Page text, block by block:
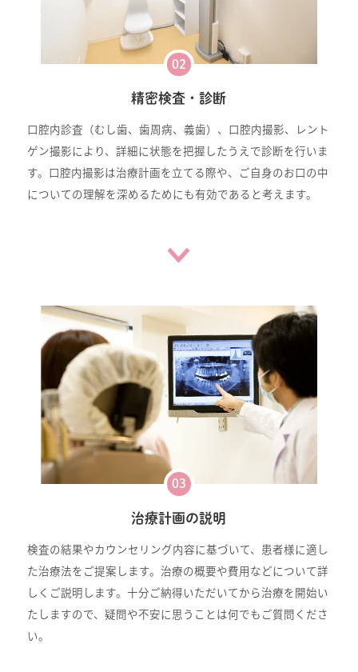
02
精密検査・診断
口腔内診査（むし歯、歯周病、義歯）、口腔内撮影、レント
ゲン撮影により、詳細に状態を把握したうえで診断を行いま
す。口腔内撮影は治療計画を立てる際や、ご自身のお口の中
についての理解を深めるためにも有効であると考えます。
03
治療計画の説明
検査の結果やカウンセリング内容に基づいて、患者様に適し
た治療法をご提案します。治療の概要や費用などについて詳
しくご説明します。十分ご納得いただいてから治療を開始い
たしますので、疑問や不安に思うことは何でもご質問くださ
い。